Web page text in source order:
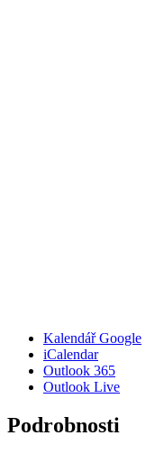
Kalendář Google
iCalendar
Outlook 365
Outlook Live
Podrobnosti